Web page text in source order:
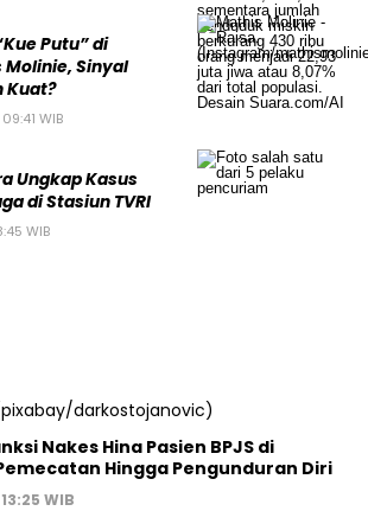
Putu” di
Molinie, Sinyal
Kuat?
WIB
Ungkap Kasus
di Stasiun TVRI
WIB
Nakes Hina Pasien BPJS di
Hingga Pengunduran Diri
WIB